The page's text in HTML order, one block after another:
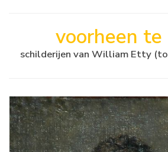
voorheen te
schilderijen van William Etty